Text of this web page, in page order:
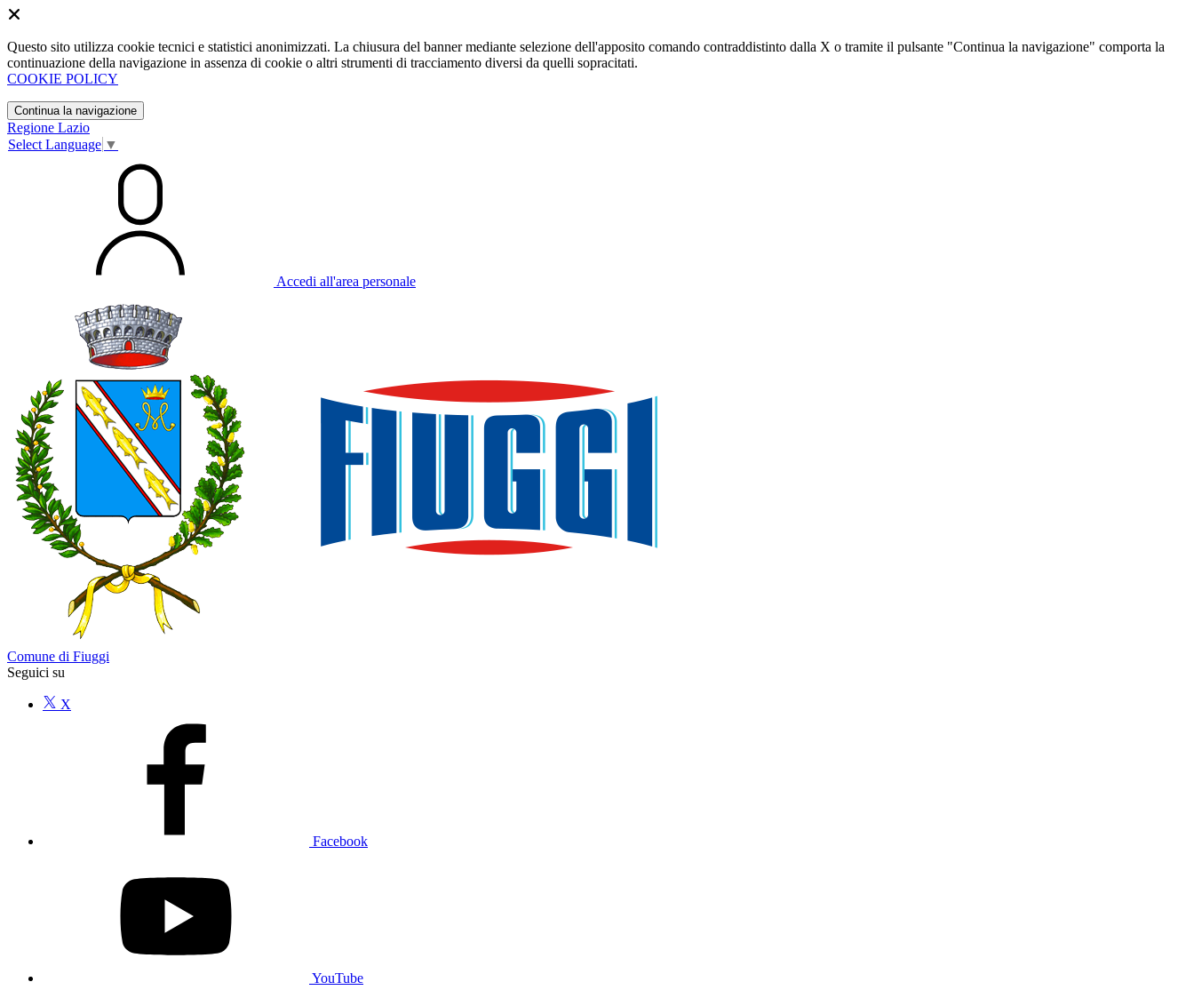
Questo sito utilizza cookie tecnici e statistici anonimizzati. La chiusura del banner mediante selezione dell'apposito comando contraddistinto dalla X o tramite il pulsante "Continua la navigazione" comporta la
continuazione della navigazione in assenza di cookie o altri strumenti di tracciamento diversi da quelli sopracitati.
COOKIE POLICY
Continua la navigazione
Regione Lazio
Select Language ▼
Accedi all'area personale
Comune di Fiuggi
Seguici su
X
Facebook
YouTube